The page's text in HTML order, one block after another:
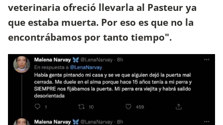
veterinaria ofreció llevarla al Pasteur ya
que estaba muerta. Por eso es que no la
encontrábamos por tanto tiempo".